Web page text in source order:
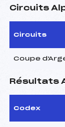
Circuits
Circuits
Coupe
Résultats
Codex